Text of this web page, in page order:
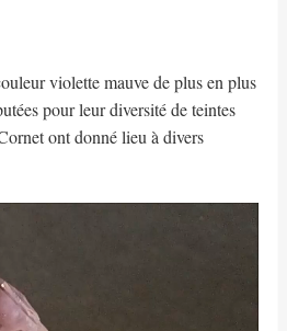
violette mauve de plus en plus
pour leur diversité de teintes
ont donné lieu à divers